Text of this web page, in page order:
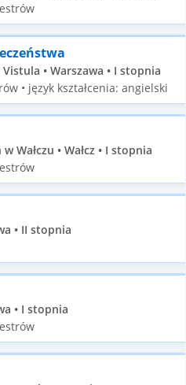
• Warszawa • I stopnia
• język kształcenia: angielski
Wałczu • Wałcz • I stopnia
• II stopnia
• I stopnia